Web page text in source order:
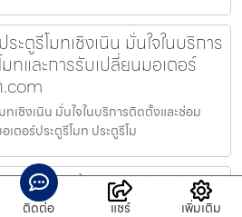
ะตูรีโมทเชิงเนิน มั่นใจในบริการ
ทและการรับเปลี่ยนมอเตอร์
.com
เชิงเนิน มั่นใจในบริการติดตั้งและซ่อม
เตอร์ประตูรีโมท ประตูรีโม
การรับติดตั้ง ซ่อมแซ่ม ปรับปรุง
นมัติ ครบวงจร ราคาถูก
ติดต่อ แชร์ เพิ่มเติม